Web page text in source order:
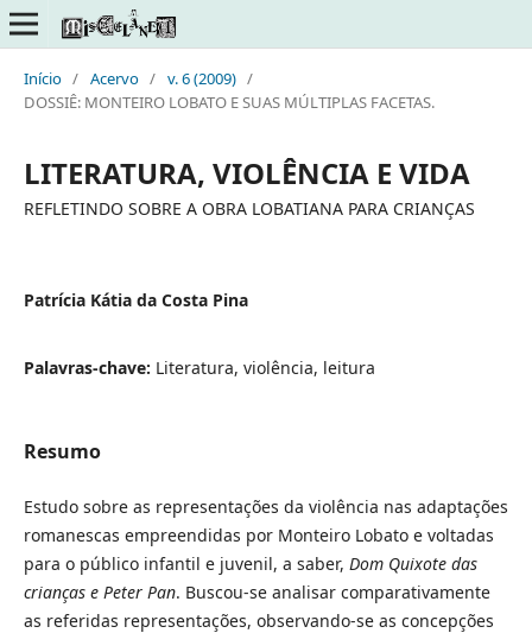
Início / Acervo / v. 6 (2009) /
DOSSIÊ: MONTEIRO LOBATO E SUAS MÚLTIPLAS FACETAS.
LITERATURA, VIOLÊNCIA E VIDA
REFLETINDO SOBRE A OBRA LOBATIANA PARA CRIANÇAS
Patrícia Kátia da Costa Pina
Palavras-chave: Literatura, violência, leitura
Resumo
Estudo sobre as representações da violência nas adaptações
romanescas empreendidas por Monteiro Lobato e voltadas
para o público infantil e juvenil, a saber, Dom Quixote das
crianças e Peter Pan. Buscou-se analisar comparativamente
as referidas representações, observando-se as concepções